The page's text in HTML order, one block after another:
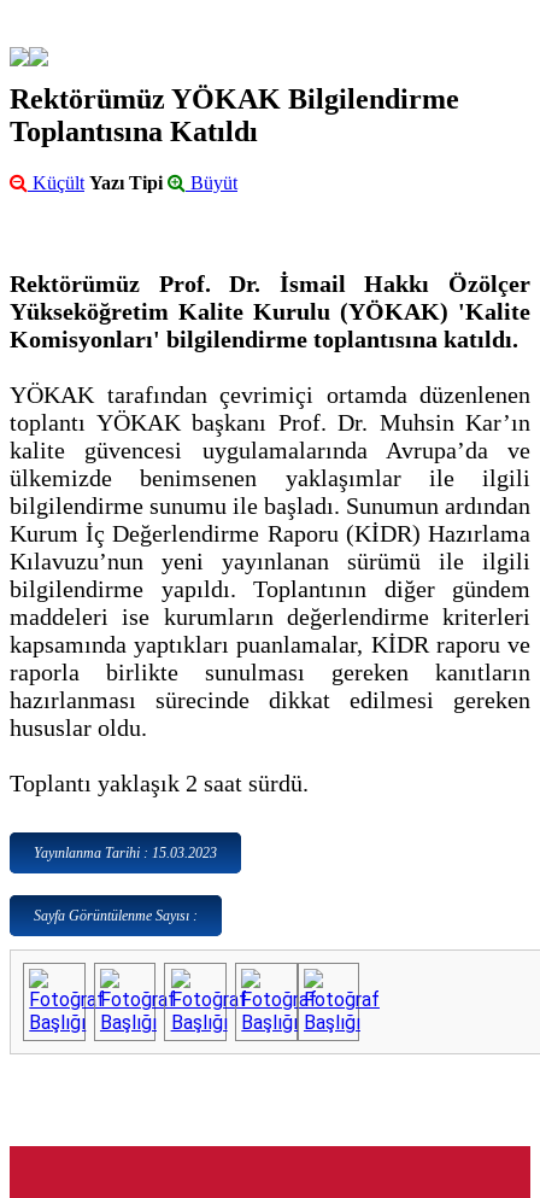
Rektörümüz YÖKAK Bilgilendirme
Toplantısına Katıldı
Küçült Yazı Tipi Büyüt
Rektörümüz Prof. Dr. İsmail Hakkı Özölçer
Yükseköğretim Kalite Kurulu (YÖKAK) 'Kalite
Komisyonları' bilgilendirme toplantısına katıldı.
YÖKAK tarafından çevrimiçi ortamda düzenlenen
toplantı YÖKAK başkanı Prof. Dr. Muhsin Kar’ın
kalite güvencesi uygulamalarında Avrupa’da ve
ülkemizde benimsenen yaklaşımlar ile ilgili
bilgilendirme sunumu ile başladı. Sunumun ardından
Kurum İç Değerlendirme Raporu (KİDR) Hazırlama
Kılavuzu’nun yeni yayınlanan sürümü ile ilgili
bilgilendirme yapıldı. Toplantının diğer gündem
maddeleri ise kurumların değerlendirme kriterleri
kapsamında yaptıkları puanlamalar, KİDR raporu ve
raporla birlikte sunulması gereken kanıtların
hazırlanması sürecinde dikkat edilmesi gereken
hususlar oldu.
Toplantı yaklaşık 2 saat sürdü.
Yayınlanma Tarihi : 15.03.2023
Sayfa Görüntülenme Sayısı :